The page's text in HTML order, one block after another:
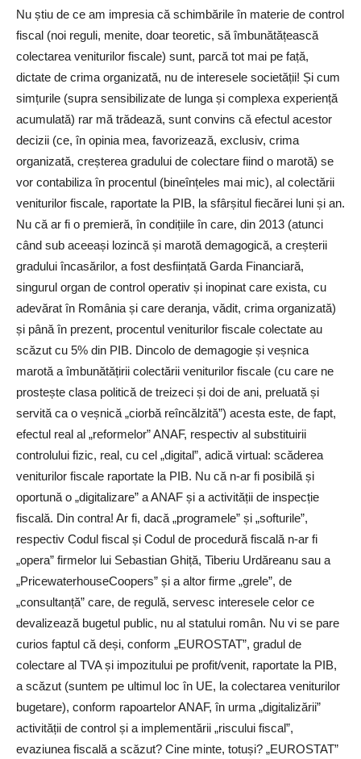
Nu știu de ce am impresia că schimbările în materie de control
fiscal (noi reguli, menite, doar teoretic, să îmbunătățească
colectarea veniturilor fiscale) sunt, parcă tot mai pe față,
dictate de crima organizată, nu de interesele societății! Și cum
simțurile (supra sensibilizate de lunga și complexa experiență
acumulată) rar mă trădează, sunt convins că efectul acestor
decizii (ce, în opinia mea, favorizează, exclusiv, crima
organizată, creșterea gradului de colectare fiind o marotă) se
vor contabiliza în procentul (bineînțeles mai mic), al colectării
veniturilor fiscale, raportate la PIB, la sfârșitul fiecărei luni și an.
Nu că ar fi o premieră, în condițiile în care, din 2013 (atunci
când sub aceeași lozincă și marotă demagogică, a creșterii
gradului încasărilor, a fost desființată Garda Financiară,
singurul organ de control operativ și inopinat care exista, cu
adevărat în România și care deranja, vădit, crima organizată)
și până în prezent, procentul veniturilor fiscale colectate au
scăzut cu 5% din PIB. Dincolo de demagogie și veșnica
marotă a îmbunătățirii colectării veniturilor fiscale (cu care ne
prostește clasa politică de treizeci și doi de ani, preluată și
servită ca o veșnică „ciorbă reîncălzită”) acesta este, de fapt,
efectul real al „reformelor” ANAF, respectiv al substituirii
controlului fizic, real, cu cel „digital”, adică virtual: scăderea
veniturilor fiscale raportate la PIB. Nu că n-ar fi posibilă și
oportună o „digitalizare” a ANAF și a activității de inspecție
fiscală. Din contra! Ar fi, dacă „programele” și „softurile”,
respectiv Codul fiscal și Codul de procedură fiscală n-ar fi
„opera” firmelor lui Sebastian Ghiță, Tiberiu Urdăreanu sau a
„PricewaterhouseCoopers” și a altor firme „grele”, de
„consultanță” care, de regulă, servesc interesele celor ce
devalizează bugetul public, nu al statului român. Nu vi se pare
curios faptul că deși, conform „EUROSTAT”, gradul de
colectare al TVA și impozitului pe profit/venit, raportate la PIB,
a scăzut (suntem pe ultimul loc în UE, la colectarea veniturilor
bugetare), conform rapoartelor ANAF, în urma „digitalizării”
activității de control și a implementării „riscului fiscal”,
evaziunea fiscală a scăzut? Cine minte, totuși? „EUROSTAT”